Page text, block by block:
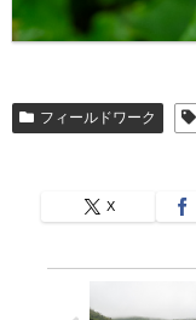
フィールドワーク
X